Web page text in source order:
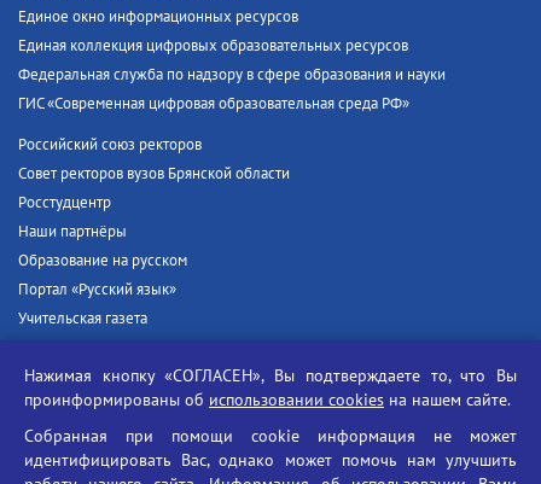
Единое окно информационных ресурсов
Единая коллекция цифровых образовательных ресурсов
Федеральная служба по надзору в сфере образования и науки
ГИС «Современная цифровая образовательная среда РФ»
Российский союз ректоров
Совет ректоров вузов Брянской области
Росстудцентр
Наши партнёры
Образование на русском
Портал «Русский язык»
Учительская газета
Единый портал государственных услуг
Противодействие угрозам информационной безопасности
Социальные ролики - Генеральная прокуратура РФ
Нажимая кнопку «СОГЛАСЕН», Вы подтверждаете то, что Вы
проинформированы об использовании cookies на нашем сайте.
Собранная при помощи cookie информация не может
идентифицировать Вас, однако может помочь нам улучшить